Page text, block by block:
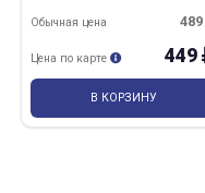
Эмпилс/14
489
Обычная цена
449
Цена по карте
В КОРЗИНУ